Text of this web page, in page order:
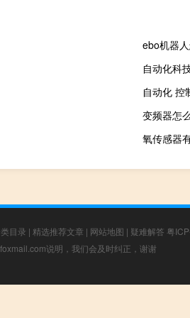
ebo机器
自动化科
自动化 控
变频器怎
氧传感器
目录 | 精选推荐文章 | 网站地图 | 疑难解答 粤
说明，我们会及时纠正，谢谢